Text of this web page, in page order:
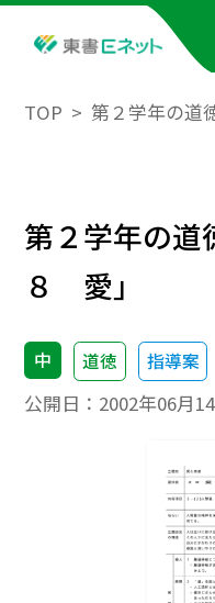
TOP 第２学年の道
第２学年の道
８ 愛」
中 道徳 指導案
公開日： 2002年06月